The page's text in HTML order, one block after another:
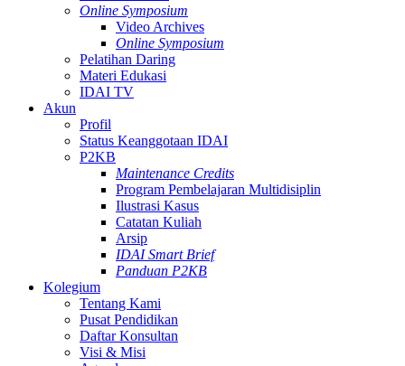
Online Symposium
Video Archives
Online Symposium
Pelatihan Daring
Materi Edukasi
IDAI TV
Akun
Profil
Status Keanggotaan IDAI
P2KB
Maintenance Credits
Program Pembelajaran Multidisiplin
Ilustrasi Kasus
Catatan Kuliah
Arsip
IDAI Smart Brief
Panduan P2KB
Kolegium
Tentang Kami
Pusat Pendidikan
Daftar Konsultan
Visi & Misi